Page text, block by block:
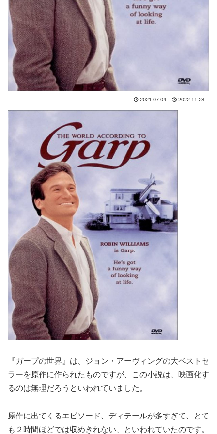
2021.07.04 2022.11.28
『ガープの世界』は、ジョン・アーヴィングの大ベストセ
ラーを原作に作られたものですが、この小説は、映画化す
るのは無理だろうといわれていました。
原作に出てくるエピソード、ディテールが多すぎて、とて
も２時間ほどでは収めきれない、といわれていたのです。